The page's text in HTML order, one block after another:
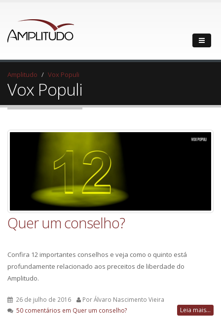
Amplitudo Vox Populi
Vox Populi
Quer um conselho?
Confira 12 importantes conselhos e veja como o quinto está
profundamente relacionado aos preceitos de liberdade do
Amplitudo.
26 de julho de 2016
Por Álvaro Nascimento Vieira
50 comentários em Quer um conselho? Leia mais...